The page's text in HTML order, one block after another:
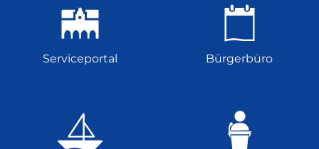
Serviceportal Bürgerbüro